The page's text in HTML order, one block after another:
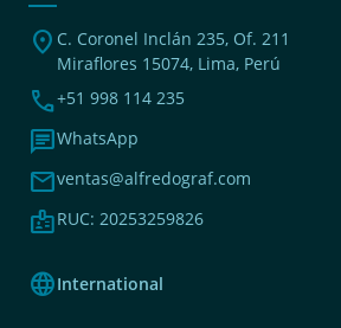
location_on C. Coronel Inclán 235, Of. 211
Miraflores 15074, Lima, Perú
phone+51 998 114 235
chatWhatsApp
mailventas@alfredograf.com
badgeRUC: 20253259826
languageInternational